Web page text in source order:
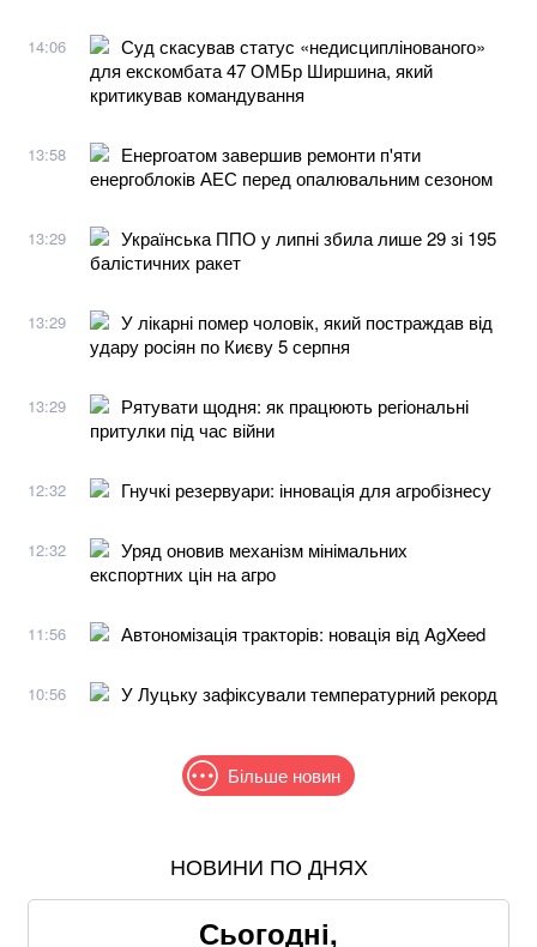
14:06
Суд скасував статус «недисциплінованого»
для екскомбата 47 ОМБр Ширшина, який
критикував командування
13:58
Енергоатом завершив ремонти п'яти
енергоблоків АЕС перед опалювальним сезоном
13:29
Українська ППО у липні збила лише 29 зі 195
балістичних ракет
13:29
У лікарні помер чоловік, який постраждав від
удару росіян по Києву 5 серпня
13:29
Рятувати щодня: як працюють регіональні
притулки під час війни
12:32 Гнучкі резервуари: інновація для агробізнесу
12:32
Уряд оновив механізм мінімальних
експортних цін на агро
11:56 Автономізація тракторів: новація від AgXeed
10:56 У Луцьку зафіксували температурний рекорд
Більше новин
В МЗС заявили, що слова Залужного щодо членства
НОВИНИ ПО ДНЯХ
Сьогодні,